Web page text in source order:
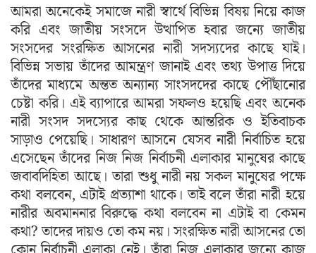
আমরা অনেকেই সমাজে নারী স্বার্থে বিভিন্ন বিষয় নিয়ে কাজ
করি এবং জাতীয় সংসদে উত্থাপিত হবার জন্যে জাতীয়
সংসদের সংরক্ষিত আসনের নারী সদস্যদের কাছে যাই।
বিভিন্ন সভায় তাঁদের আমন্ত্রণ জানাই এবং তথ্য উপাত্ত দিয়ে
তাঁদের মাধ্যমে অন্তত অন্যান্য সাংসদদের কাছে পৌঁছানোর
চেষ্টা করি। এই ব্যাপারে আমরা সফলও হয়েছি এবং অনেক
নারী সংসদ সদস্যের কাছ থেকে আন্তরিক ও ইতিবাচক
সাড়াও পেয়েছি। সাধারণ আসনে যেসব নারী নির্বাচিত হয়ে
এসেছেন তাঁদের নিজ নিজ নির্বাচনী এলাকার মানুষের কাছে
জবাবদিহিতা আছে। তারা শুধু নারী নয় সকল মানুষের পক্ষে
কথা বলবেন, এটাই প্রত্যাশা থাকে। তাই বলে তাঁরা নারী হয়ে
নারীর অবমাননার বিরুদ্ধে কথা বলবেন না এটাই বা কেমন
কথা? তাদের দায়ও তো কম নয়। সংরক্ষিত নারী আসনের তো